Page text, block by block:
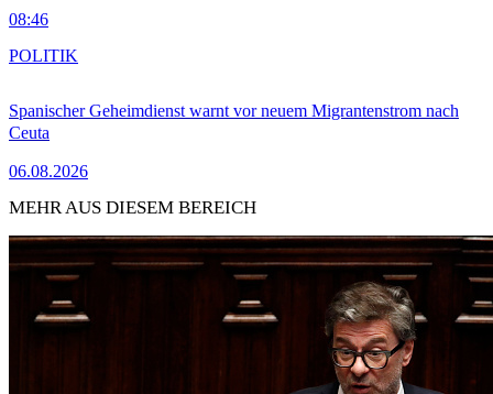
08:46
Spanischer Geheimdienst warnt vor neuem Migrantenstrom nach
Ceuta
06.08.2026
POLITIK
MEHR AUS DIESEM BEREICH